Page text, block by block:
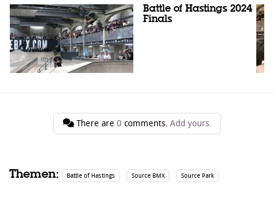
Battle of Hastings 2024
Finals
There are 0 comments. Add yours.
Themen: Battle of Hastings Source BMX Source Park